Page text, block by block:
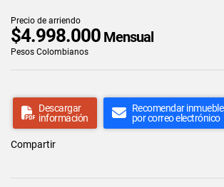
Precio de arriendo
$4.998.000 Mensual
Pesos Colombianos
Descargar
información
Recomendar inmueble
por correo electrónico
Compartir